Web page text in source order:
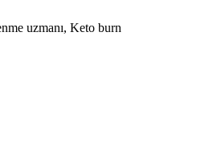
uzmanı, Keto burn